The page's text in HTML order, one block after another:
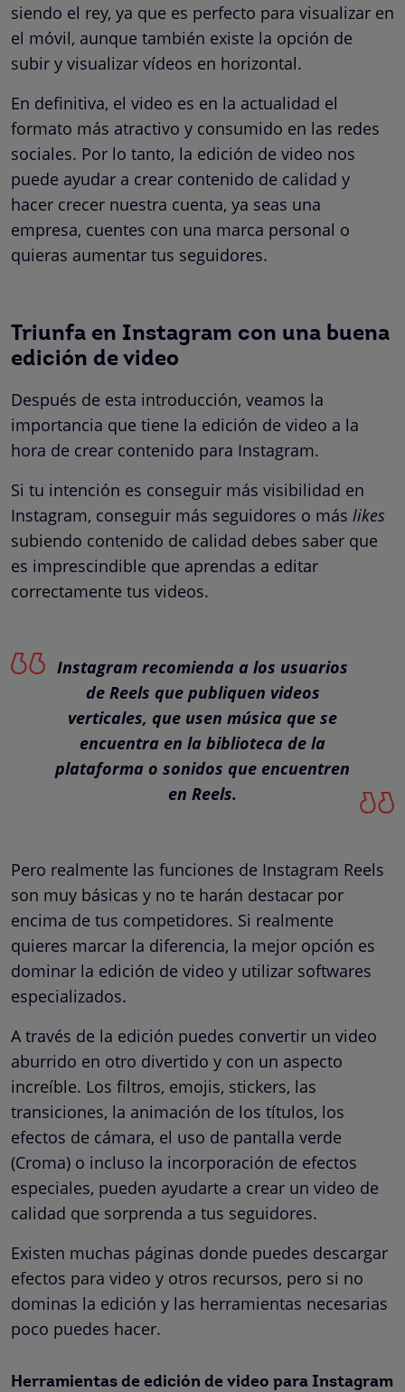
siendo el rey, ya que es perfecto para visualizar en
el móvil, aunque también existe la opción de
subir y visualizar vídeos en horizontal.
En definitiva, el video es en la actualidad el
formato más atractivo y consumido en las redes
sociales. Por lo tanto, la edición de video nos
puede ayudar a crear contenido de calidad y
hacer crecer nuestra cuenta, ya seas una
empresa, cuentes con una marca personal o
quieras aumentar tus seguidores.
Triunfa en Instagram con una buena
edición de video
Después de esta introducción, veamos la
importancia que tiene la edición de video a la
hora de crear contenido para Instagram.
Si tu intención es conseguir más visibilidad en
Instagram, conseguir más seguidores o más likes
subiendo contenido de calidad debes saber que
es imprescindible que aprendas a editar
correctamente tus videos.
Instagram recomienda a los usuarios
de Reels que publiquen videos
verticales, que usen música que se
encuentra en la biblioteca de la
plataforma o sonidos que encuentren
en Reels.
Pero realmente las funciones de Instagram Reels
son muy básicas y no te harán destacar por
encima de tus competidores. Si realmente
quieres marcar la diferencia, la mejor opción es
dominar la edición de video y utilizar softwares
especializados.
A través de la edición puedes convertir un video
aburrido en otro divertido y con un aspecto
increíble. Los filtros, emojis, stickers, las
transiciones, la animación de los títulos, los
efectos de cámara, el uso de pantalla verde
(Croma) o incluso la incorporación de efectos
especiales, pueden ayudarte a crear un video de
calidad que sorprenda a tus seguidores.
Existen muchas páginas donde puedes descargar
efectos para video y otros recursos, pero si no
dominas la edición y las herramientas necesarias
poco puedes hacer.
Herramientas de edición de video para Instagram